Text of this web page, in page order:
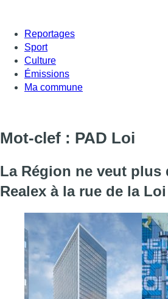
Reportages
Sport
Culture
Émissions
Ma commune
Mot-clef : PAD Loi
La Région ne veut plus
Realex à la rue de la Loi